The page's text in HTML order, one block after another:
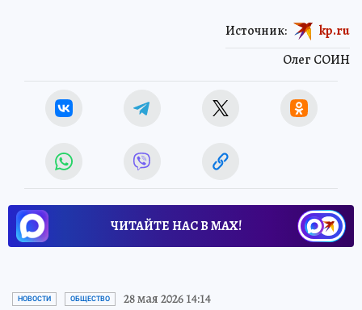
Олег СОИН
Источник: kp.ru
ЧИТАЙТЕ НАС В МАХ!
НОВОСТИ ОБЩЕСТВО 28 мая 2026 14:14